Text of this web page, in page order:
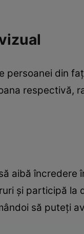
persoanei din
respectivă,
aibă
şi participă
să puteţi